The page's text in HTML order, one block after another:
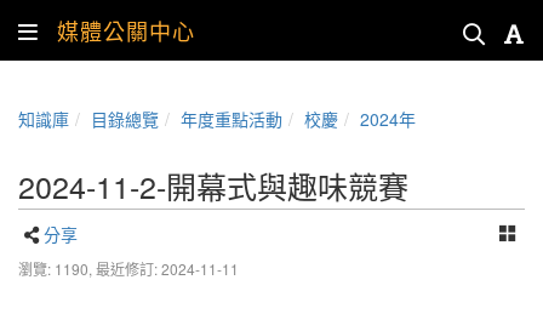
媒體公關中心
知識庫 目錄總覽 年度重點活動 校慶 2024年
2024-11-2-開幕式與趣味競賽
分享
瀏覽: 1190, 最近修訂: 2024-11-11